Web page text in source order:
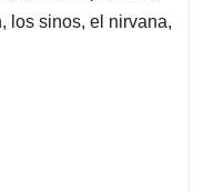
los sinos, el nirvana,